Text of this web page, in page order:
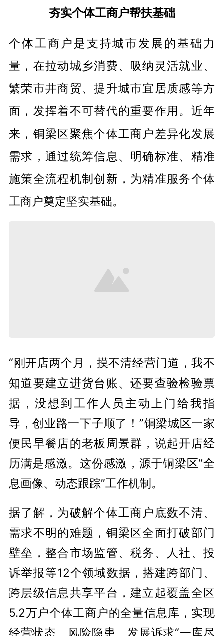
夯实个体工商户帮扶基础
个体工商户是支持城市发展的基础力
量，在拉动城乡消费、吸纳灵活就业、
繁荣市井商贸、提升城市宜居质感等方
面，发挥着不可替代的重要作用。近年
来，铜梁区聚焦个体工商户差异化发展
需求，通过统筹信息、明确标准、精准
施策全流程机制创新，为精准服务个体
工商户奠定坚实基础。
“刚开店两个月，摸不清经营门道，我不
知道要建立进货台账、还要查验检验票
据，没想到工作人员主动上门给我指
导，创业路一下子顺了！”铜梁城区一家
便民早餐店的老板周景群，说起开店经
历满是感激。这份感激，源于铜梁区“全
息画像、动态跟踪”工作机制。
据了解，为破解个体工商户底数不清、
需求不明的难题，铜梁区全面打破部门
壁垒，整合市场监管、税务、人社、投
诉举报等12个领域数据，搭建跨部门、
跨层级信息共享平台，建立起覆盖全区
5.2万户个体工商户的全量信息库，实现
经营状态、风险隐患、发展诉求“一库尽